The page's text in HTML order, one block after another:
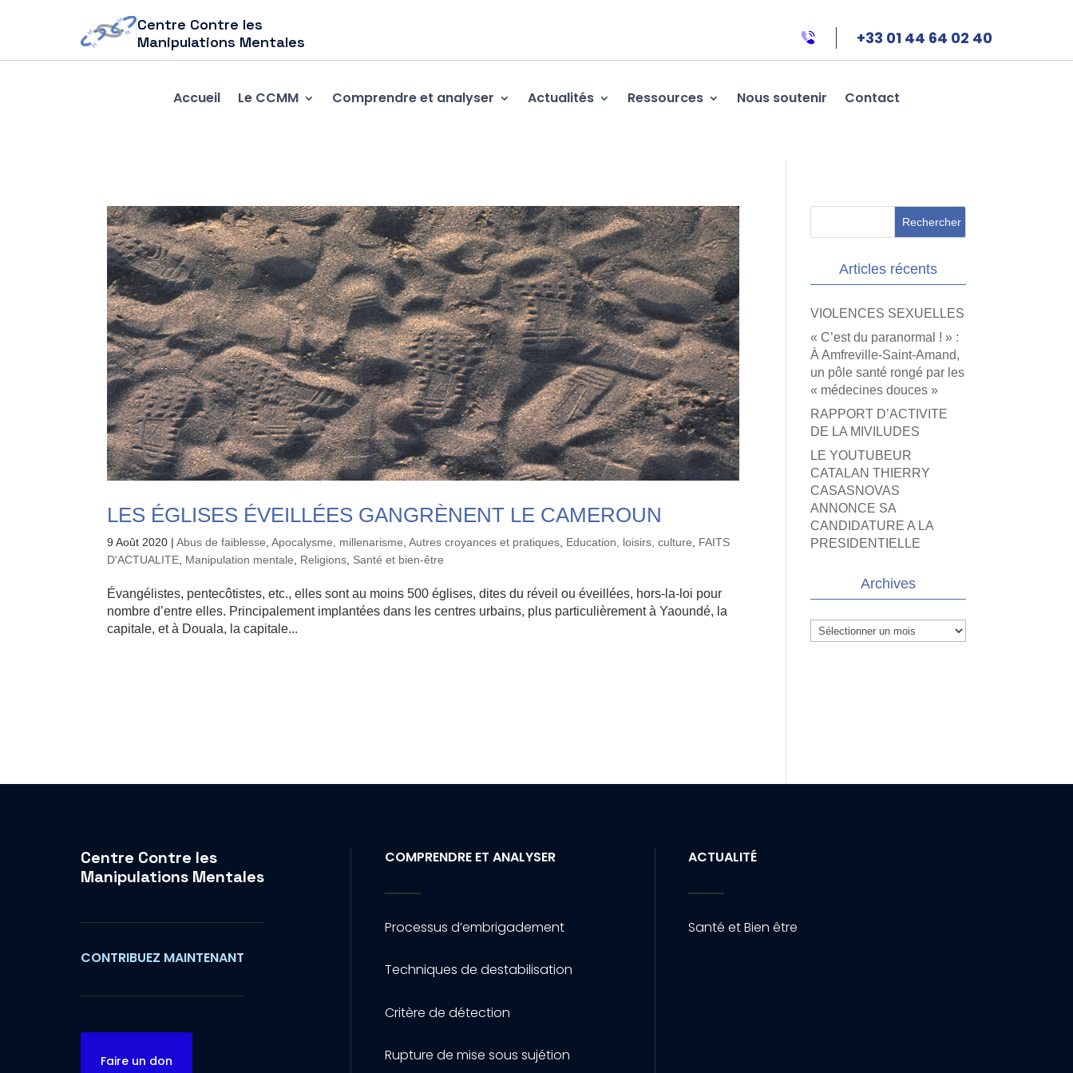
Centre Contre les
Manipulations Mentales
+33 01 44 64 02 40
Accueil Le CCMM Comprendre et analyser Actualités Ressources Nous soutenir Contact
LES ÉGLISES ÉVEILLÉES GANGRÈNENT LE CAMEROUN
9 Août 2020 |Abus de faiblesse ,Apocalysme, millenarisme ,Autres croyances et pratiques Education, loisirs, culture
FAITS
D'ACTUALITE Manipulation mentale Religions Santé et bien-être
Évangélistes, pentecôtistes, etc., elles sont au moins 500 églises, dites du réveil ou éveillées, hors-la-loi pour
nombre d’entre elles. Principalement implantées dans les centres urbains, plus particulièrement à Yaoundé, la
capitale, et à Douala, la capitale...
Articles récents
VIOLENCES SEXUELLES
« C’est du paranormal ! » :
À Amfreville-Saint-Amand,
un pôle santé rongé par les
« médecines douces »
RAPPORT D’ACTIVITE
DE LA MIVILUDES
LE YOUTUBEUR
CATALAN THIERRY
CASASNOVAS
ANNONCE SA
CANDIDATURE A LA
PRESIDENTIELLE
Archives
Archives
Centre Contre les
Manipulations Mentales
CONTRIBUEZ MAINTENANT
Faire un don
COMPRENDRE ET ANALYSER
Processus d’embrigadement
Techniques de destabilisation
Critère de détection
Rupture de mise sous sujétion
ACTUALITÉ
Santé et Bien être